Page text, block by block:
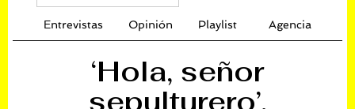
Entrevistas Opinión Playlist Agencia
‘Hola, señor
sepulturero’,